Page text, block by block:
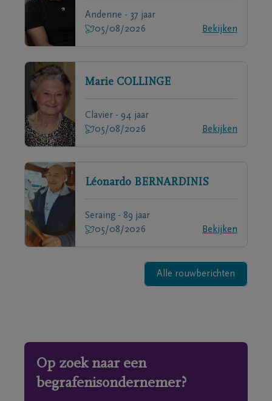
Andenne - 37 jaar
05/08/2026
Bekijken
Marie COLLINGE
Clavier - 94 jaar
05/08/2026
Bekijken
Léonardo BERNARDINIS
Seraing - 89 jaar
05/08/2026
Bekijken
Alle rouwberichten
Op zoek naar een
begrafenisondernemer?